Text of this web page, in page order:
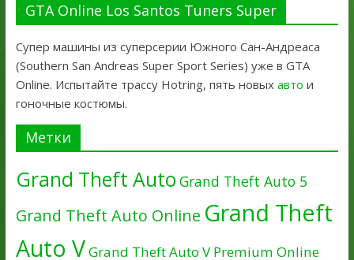
GTA Online Los Santos Tuners Super
Супер машины из суперсерии Южного Сан-Андреаса
(Southern San Andreas Super Sport Series) уже в GTA
Online. Испытайте трассу Hotring, пять новых авто и
гоночные костюмы.
Метки
Grand Theft Auto Grand Theft Auto 5
Grand Theft Auto Online Grand Theft
Auto VGrand Theft Auto V Premium Online